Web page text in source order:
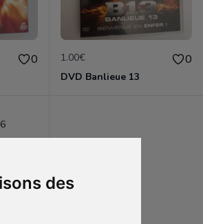
des
0 1.00€ 0
DVD Banlieue 13